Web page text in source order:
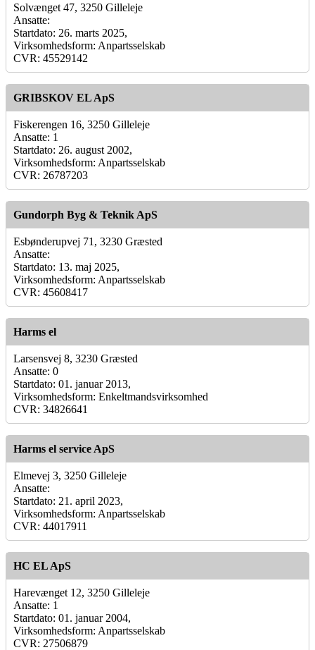
Solvænget 47, 3250 Gilleleje
Ansatte:
Startdato: 26. marts 2025,
Virksomhedsform: Anpartsselskab
CVR: 45529142
GRIBSKOV EL ApS
Fiskerengen 16, 3250 Gilleleje
Ansatte: 1
Startdato: 26. august 2002,
Virksomhedsform: Anpartsselskab
CVR: 26787203
Gundorph Byg & Teknik ApS
Esbønderupvej 71, 3230 Græsted
Ansatte:
Startdato: 13. maj 2025,
Virksomhedsform: Anpartsselskab
CVR: 45608417
Harms el
Larsensvej 8, 3230 Græsted
Ansatte: 0
Startdato: 01. januar 2013,
Virksomhedsform: Enkeltmandsvirksomhed
CVR: 34826641
Harms el service ApS
Elmevej 3, 3250 Gilleleje
Ansatte:
Startdato: 21. april 2023,
Virksomhedsform: Anpartsselskab
CVR: 44017911
HC EL ApS
Harevænget 12, 3250 Gilleleje
Ansatte: 1
Startdato: 01. januar 2004,
Virksomhedsform: Anpartsselskab
CVR: 27506879